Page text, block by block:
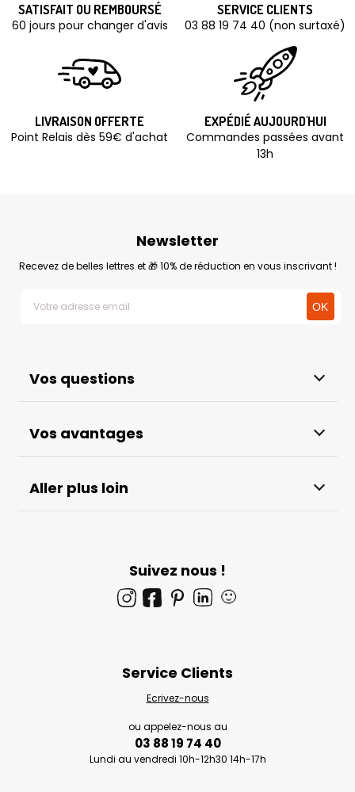
SATISFAIT OU REMBOURSÉ
60 jours pour changer d'avis
SERVICE CLIENTS
03 88 19 74 40 (non surtaxé)
LIVRAISON OFFERTE
Point Relais dès 59€ d'achat
EXPÉDIÉ AUJOURD'HUI
Commandes passées avant
13h
Vos questions
Vos avantages
Aller plus loin
Newsletter
Recevez de belles lettres et 🎁 10% de réduction en vous inscrivant !
Suivez nous !
🙂
Service Clients
Ecrivez-nous
ou appelez-nous au
03 88 19 74 40
Lundi au vendredi 10h-12h30 14h-17h